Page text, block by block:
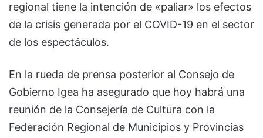
regional tiene la intención de «paliar» los efectos
de la crisis generada por el COVID-19 en el sector
de los espectáculos.
En la rueda de prensa posterior al Consejo de
Gobierno Igea ha asegurado que hoy habrá una
reunión de la Consejería de Cultura con la
Federación Regional de Municipios y Provincias